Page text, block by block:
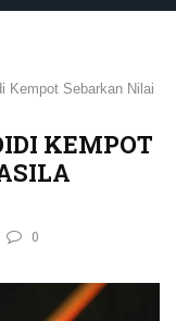
Kempot Sebarkan Nilai
KEMPOT
0